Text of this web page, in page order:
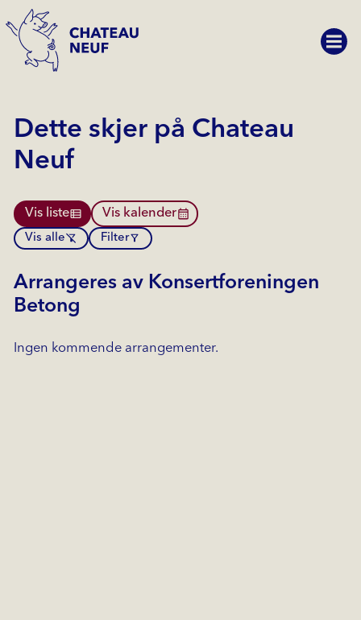
Dette skjer på Chateau
Neuf
Vis liste Vis kalender
Vis alle Filter
Arrangeres av Konsertforeningen
Betong
Ingen kommende arrangementer.